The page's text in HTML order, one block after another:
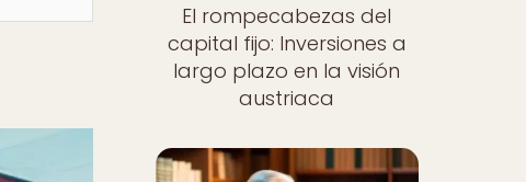
El rompecabezas del
capital fijo: Inversiones a
largo plazo en la visión
austriaca